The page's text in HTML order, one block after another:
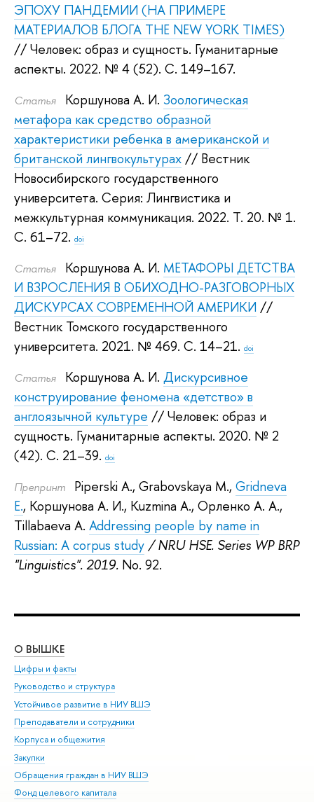
ЭПОХУ ПАНДЕМИИ (НА ПРИМЕРЕ
МАТЕРИАЛОВ БЛОГА THE NEW YORK TIMES)
// Человек: образ и сущность. Гуманитарные
аспекты. 2022. № 4 (52). С. 149–167.
Статья Коршунова А. И. Зоологическая
метафора как средство образной
характеристики ребенка в американской и
британской лингвокультурах // Вестник
Новосибирского государственного
университета. Серия: Лингвистика и
межкультурная коммуникация. 2022. Т. 20. № 1.
С. 61–72. doi
Статья Коршунова А. И. МЕТАФОРЫ ДЕТСТВА
И ВЗРОСЛЕНИЯ В ОБИХОДНО-РАЗГОВОРНЫХ
ДИСКУРСАХ СОВРЕМЕННОЙ АМЕРИКИ //
Вестник Томского государственного
университета. 2021. № 469. С. 14–21. doi
Статья Коршунова А. И. Дискурсивное
конструирование феномена «детство» в
англоязычной культуре // Человек: образ и
сущность. Гуманитарные аспекты. 2020. № 2
(42). С. 21–39. doi
Препринт Piperski A., Grabovskaya M., Gridneva
E., Коршунова А. И., Kuzmina A., Орленко А. А.,
Tillabaeva A. Addressing people by name in
Russian: A corpus study / NRU HSE. Series WP BRP
"Linguistics". 2019. No. 92.
О ВЫШКЕ
Цифры и факты
Руководство и структура
Устойчивое развитие в НИУ ВШЭ
Преподаватели и сотрудники
Корпуса и общежития
Закупки
Обращения граждан в НИУ ВШЭ
Фонд целевого капитала